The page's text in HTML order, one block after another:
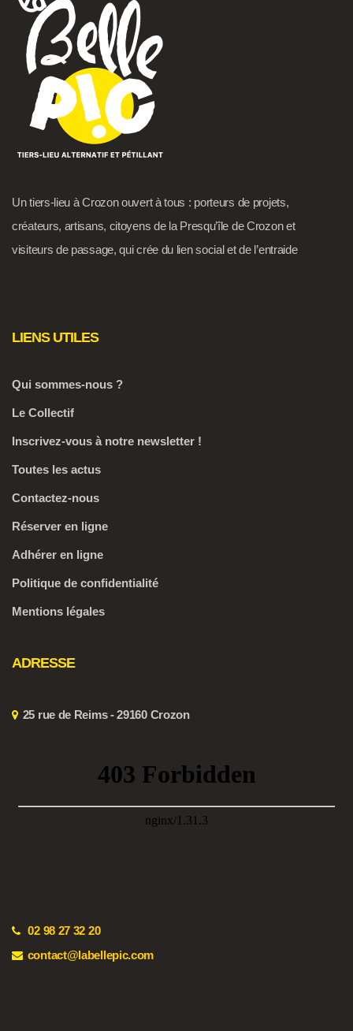
Un tiers-lieu à Crozon ouvert à tous : porteurs de projets,
créateurs, artisans, citoyens de la Presqu’île de Crozon et
visiteurs de passage, qui crée du lien social et de l’entraide
LIENS UTILES
Qui sommes-nous ?
Le Collectif
Inscrivez-vous à notre newsletter !
Toutes les actus
Contactez-nous
Réserver en ligne
Adhérer en ligne
Politique de confidentialité
Mentions légales
ADRESSE
25 rue de Reims - 29160 Crozon
02 98 27 32 20
contact@labellepic.com